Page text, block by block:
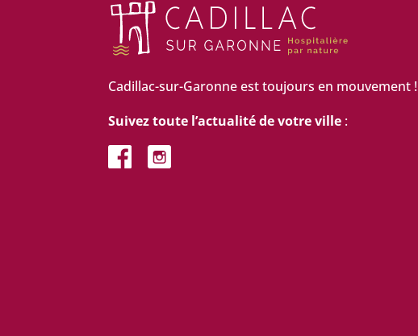
Cadillac-sur-Garonne est toujours en mouvement !
Suivez toute l’actualité de votre ville :